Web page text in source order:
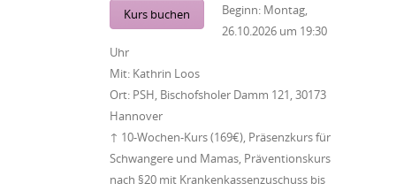
Kurs buchen Beginn: Montag,
26.10.2026 um 19:30
Uhr
Mit: Kathrin Loos
Ort: PSH, Bischofsholer Damm 121, 30173
Hannover
↑ 10-Wochen-Kurs (169€), Präsenzkurs für
Schwangere und Mamas, Präventionskurs
nach §20 mit Krankenkassenzuschuss bis